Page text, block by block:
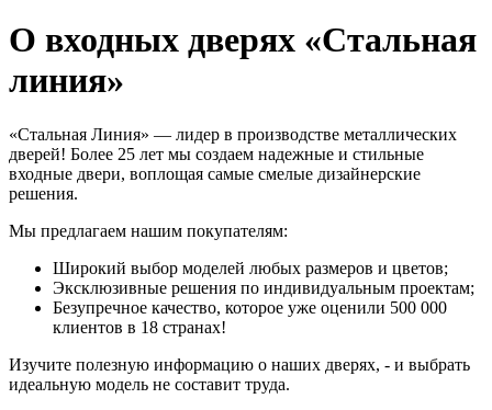
О входных дверях «Стальная
линия»
«Стальная Линия» — лидер в производстве металлических
дверей! Более 25 лет мы создаем надежные и стильные
входные двери, воплощая самые смелые дизайнерские
решения.
Мы предлагаем нашим покупателям:
Широкий выбор моделей любых размеров и цветов;
Эксклюзивные решения по индивидуальным проектам;
Безупречное качество, которое уже оценили 500 000
клиентов в 18 странах!
Изучите полезную информацию о наших дверях, - и выбрать
идеальную модель не составит труда.